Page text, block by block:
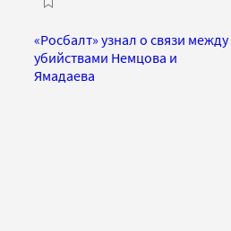
«Росбалт» узнал о связи между
убийствами Немцова и
Ямадаева